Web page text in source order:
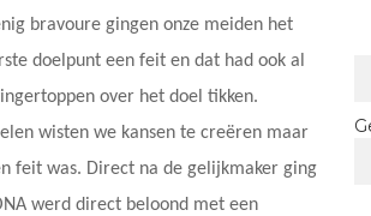
bravoure gingen onze meiden het
doelpunt een feit en dat had ook al
over het doel tikken.
wisten we kansen te creëren maar
feit was. Direct na de gelijkmaker ging
werd direct beloond met een